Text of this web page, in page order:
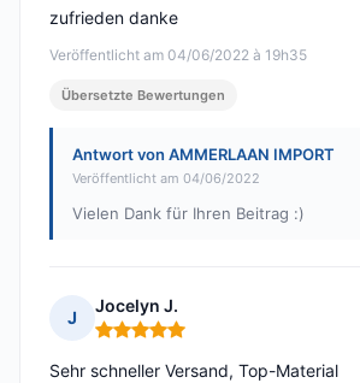
Veröffentlicht am 04/06/2022 à 19h35
zufrieden danke
Übersetzte Bewertungen
Antwort von AMMERLAAN IMPORT
Veröffentlicht am 04/06/2022
Vielen Dank für Ihren Beitrag :)
J
Jocelyn J.
Hinweis: 5 von 5
Sehr schneller Versand, Top-Material